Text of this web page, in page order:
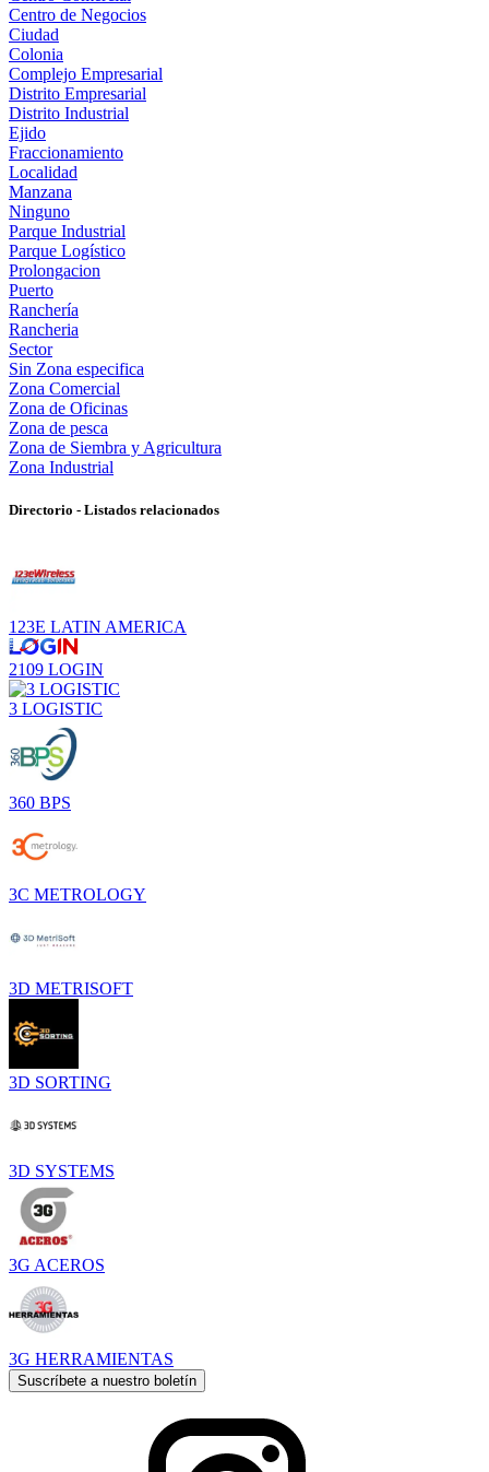
Centro de Negocios
Ciudad
Colonia
Complejo Empresarial
Distrito Empresarial
Distrito Industrial
Ejido
Fraccionamiento
Localidad
Manzana
Ninguno
Parque Industrial
Parque Logístico
Prolongacion
Puerto
Ranchería
Rancheria
Sector
Sin Zona especifica
Zona Comercial
Zona de Oficinas
Zona de pesca
Zona de Siembra y Agricultura
Zona Industrial
Directorio - Listados relacionados
123E LATIN AMERICA
2109 LOGIN
3 LOGISTIC
360 BPS
3C METROLOGY
3D METRISOFT
3D SORTING
3D SYSTEMS
3G ACEROS
3G HERRAMIENTAS
Suscríbete a nuestro boletín